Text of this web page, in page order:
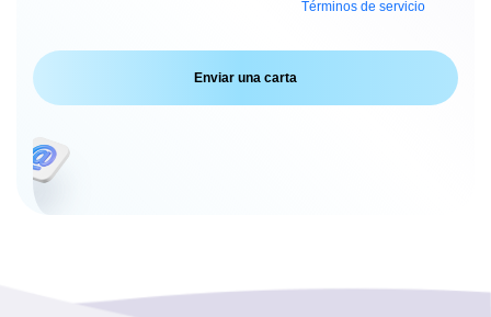
Términos de servicio